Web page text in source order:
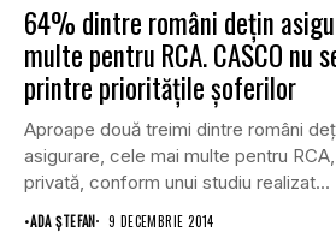
64% dintre români deţin
multe pentru RCA. CASCO nu
printre priorităţile şoferilor
Aproape două treimi dintre români
asigurare, cele mai multe pentru
privată, conform unui studiu realizat...
•ADA ȘTEFAN 9 DECEMBRIE 2014